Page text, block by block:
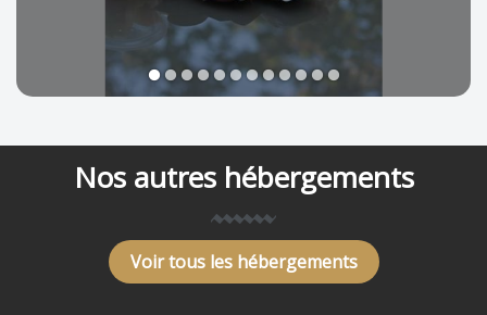
1 2 3 4 5 6 9 1011 12
Nos autres hébergements
Voir tous les hébergements